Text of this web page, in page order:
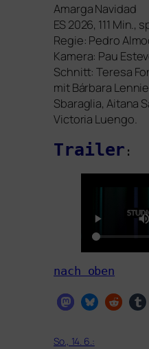
Amarga Navidad
ES2026, 111 Min.,
Regie: Pedro
Kamera: Pau
Schnitt: Teresa
mit Bárbara
Sbaraglia, Aitana
Victoria Luengo.
Trailer :
nach oben
So., 14. 6.: